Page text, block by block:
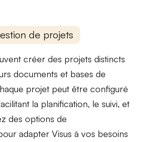
de projets
créer des projets distincts
documents et bases de
projet peut être configuré
la planification, lesuivi, et
des options de
adapter Visus à vos besoins